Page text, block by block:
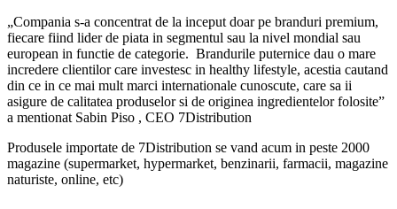
„Compania s-a concentrat de la inceput doar pe branduri premium,
fiecare fiind lider de piata in segmentul sau la nivel mondial sau
european in functie de categorie. Brandurile puternice dau o mare
incredere clientilor care investesc in healthy lifestyle, acestia cautand
din ce in ce mai mult marci internationale cunoscute, care sa ii
asigure de calitatea produselor si de originea ingredientelor folosite”
a mentionat Sabin Piso , CEO 7Distribution
Produsele importate de 7Distribution se vand acum in peste 2000
magazine (supermarket, hypermarket, benzinarii, farmacii, magazine
naturiste, online, etc)